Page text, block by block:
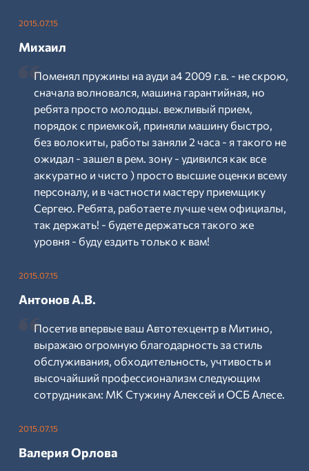
2015.07.15
Михаил
Поменял пружины на ауди а4 2009 г.в. - не скрою,
сначала волновался, машина гарантийная, но
ребята просто молодцы. вежливый прием,
порядок с приемкой, приняли машину быстро,
без волокиты, работы заняли 2 часа - я такого не
ожидал - зашел в рем. зону - удивился как все
аккуратно и чисто ) просто высшие оценки всему
персоналу, и в частности мастеру приемщику
Сергею. Ребята, работаете лучше чем официалы,
так держать! - будете держаться такого же
уровня - буду ездить только к вам!
2015.07.15
Антонов А.В.
Посетив впервые ваш Автотехцентр в Митино,
выражаю огромную благодарность за стиль
обслуживания, обходительность, учтивость и
высочайший профессионализм следующим
сотрудникам: МК Стужину Алексей и ОСБ Алесе.
2015.07.15
Валерия Орлова